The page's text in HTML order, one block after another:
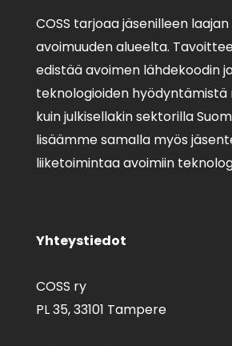
COSS tarjoaa jäsenilleen
avoimuuden alueelta.
edistää avoimen lähdekoodin
teknologioiden hyödyntämistä
kuin julkisellakin sektorilla
lisäämme samalla myös
liiketoimintaa avoimiin
Yhteystiedot
COSS ry
PL 35,33101 Tampere